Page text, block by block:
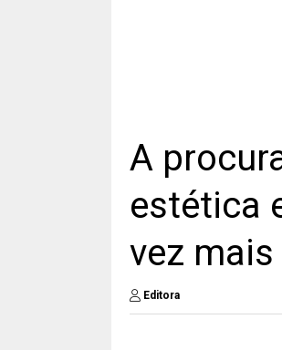
A
estética
vez
Editora